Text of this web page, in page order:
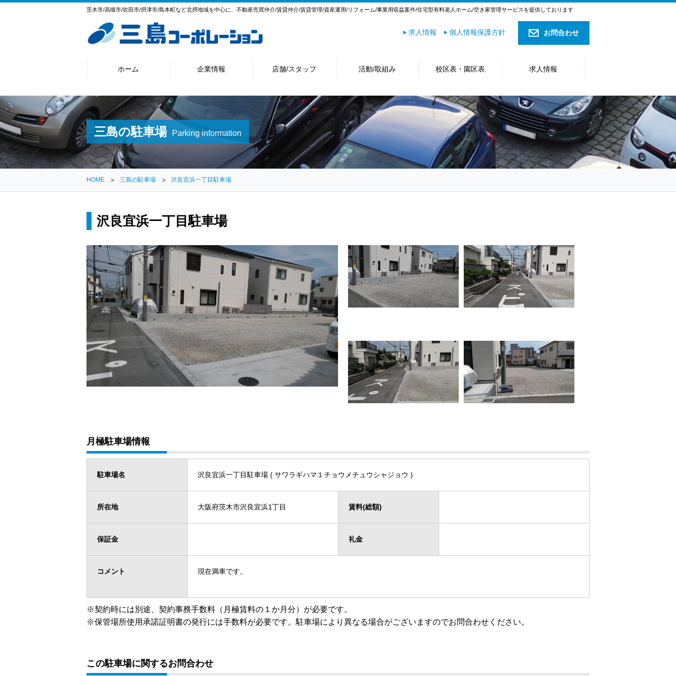
茨木市/高槻市/吹田市/摂津市/島本町など北摂地域を中心に、不動産売買仲介/賃貸仲介/賃貸管理/資産運用/リフォーム/事業用収益案件/住宅型有料老人ホーム/空き家管理サービスを提供しております
お問合わせ
求人情報 個人情報保護方針
ホーム 企業情報 店舗/スタッフ 活動/取組み 校区表・園区表 求人情報
三島の駐車場 Parking information
HOME 三島の駐車場 沢良宜浜一丁目駐車場
沢良宜浜一丁目駐車場
月極駐車場情報
駐車場名 沢良宜浜一丁目駐車場 ( サワラギハマ１チョウメチュウシャジョウ )
所在地 大阪府茨木市沢良宜浜1丁目 賃料(総額)
保証金 礼金
コメント 現在満車です。
※契約時には別途、契約事務手数料（月極賃料の１か月分）が必要です。
※保管場所使用承諾証明書の発行には手数料が必要です。駐車場により異なる場合がございますのでお問合わせください。
この駐車場に関するお問合わせ